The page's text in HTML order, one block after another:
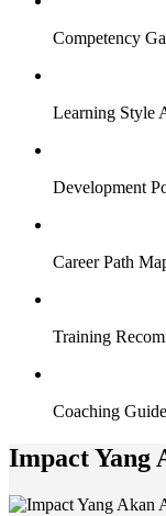
Competency
Learning Style
Development
Career Path
Training
Coaching Guide
Impact Yang